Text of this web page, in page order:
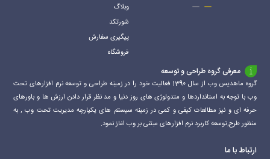
وبلاگ
شورتکد
پیگیری سفارش
فروشگاه
معرفی گروه طراحی و توسعه
گروه ماهدیس وب از سال 1390 فعالیت خود را در زمینه طراحی و توسعه نرم افزارهای تحت
وب با توجه به استانداردها و متدولوژی های روز دنیا و مد نظر قرار دادن ارزش ها و باورهای
حرفه ای و نیز مطالعات کیفی و کمی در زمینه سیستم های یکپارچه مدیریت تحت وب , به
منظور طرح,توسعه کاربرد نرم افزارهای مبتنی بر وب اغاز نمود.
ارتباط با ما